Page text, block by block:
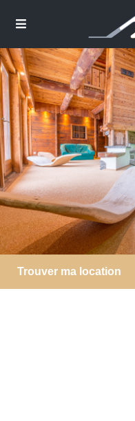
Trouver ma location